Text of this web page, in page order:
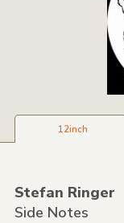
12inch
Stefan Ringer
Side Notes